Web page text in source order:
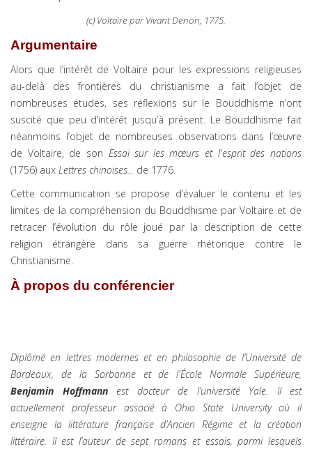
(c) Voltaire par Vivant Denon, 1775.
Argumentaire
Alors que l’intérêt de Voltaire pour les expressions religieuses
au-delà des frontières du christianisme a fait l’objet de
nombreuses études, ses réflexions sur le Bouddhisme n’ont
suscité que peu d’intérêt jusqu’à présent. Le Bouddhisme fait
néanmoins l’objet de nombreuses observations dans l’œuvre
de Voltaire, de son Essai sur les mœurs et l'esprit des nations
(1756) aux Lettres chinoises... de 1776.
Cette communication se propose d’évaluer le contenu et les
limites de la compréhension du Bouddhisme par Voltaire et de
retracer l’évolution du rôle joué par la description de cette
religion étrangère dans sa guerre rhétorique contre le
Christianisme.
À propos du conférencier
Diplômé en lettres modernes et en philosophie de l’Université de
Bordeaux, de la Sorbonne et de l'École Normale Supérieure,
Benjamin Hoffmannest docteur de l’université Yale. Il est
actuellement professeur associé à Ohio State University où il
enseigne la littérature française d’Ancien Régime et la création
littéraire. Il est l’auteur de sept romans et essais, parmi lesquels